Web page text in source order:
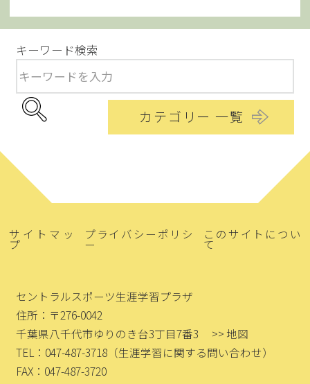
キーワード検索
カテゴリー 一覧
サイトマッ
プ
プライバシーポリシ
ー
このサイトについ
て
セントラルスポーツ生涯学習プラザ
住所：〒276-0042
千葉県八千代市ゆりのき台3丁目7番3
>> 地図
TEL：047-487-3718 （生涯学習に関する問い合わせ）
FAX：047-487-3720